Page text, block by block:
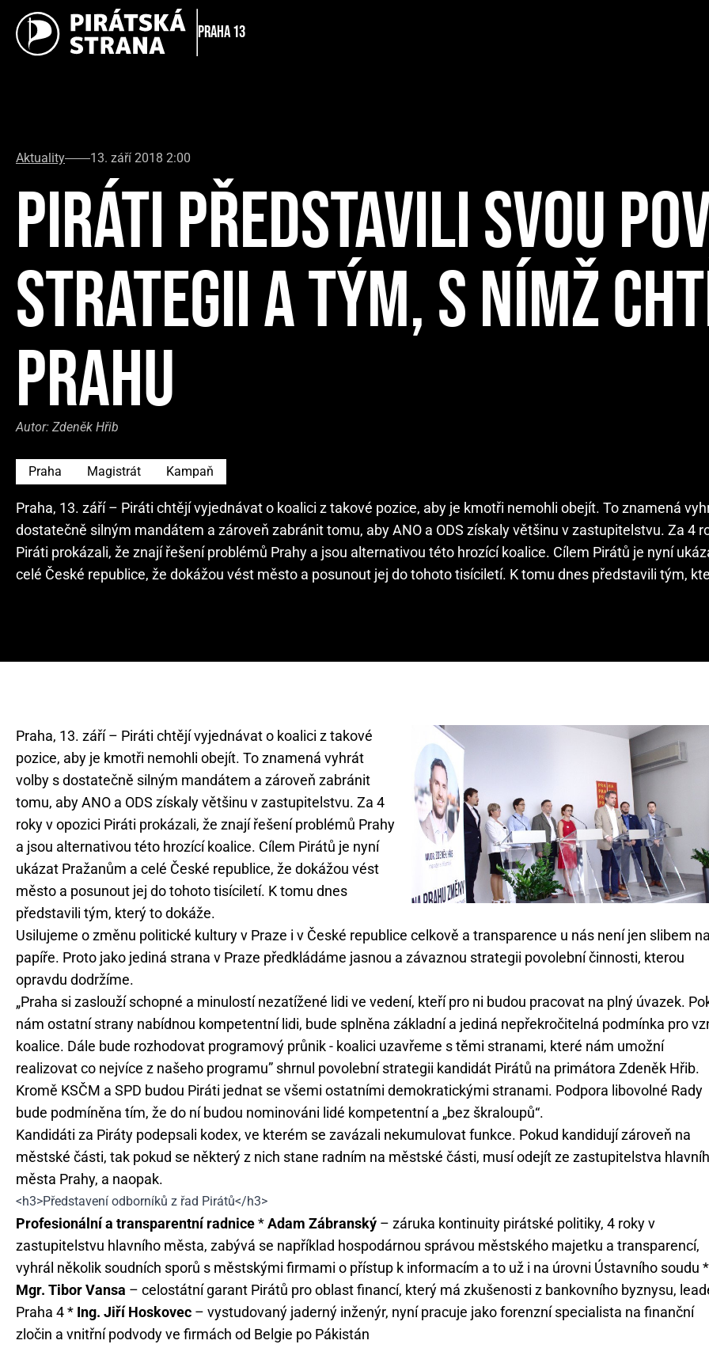
Praha 13
Aktuality 13. září 2018 2:00
PIRÁTI PŘEDSTAVILI SVOU
STRATEGII A TÝM, S NÍMŽ
PRAHU
Autor: Zdeněk Hřib
Praha Magistrát Kampaň
Praha, 13. září – Piráti chtějí vyjednávat o koalici z takové pozice, aby je kmotři nemohli obejít. To znamená
dostatečně silným mandátem a zároveň zabránit tomu, aby ANO a ODS získaly většinu v zastupitelstvu. Za 4
Piráti prokázali, že znají řešení problémů Prahy a jsou alternativou této hrozící koalice. Cílem Pirátů je nyní
celé České republice, že dokážou vést město a posunout jej do tohoto tisíciletí. K tomu dnes představili tým,
Praha, 13. září – Piráti chtějí vyjednávat o koalici z takové
pozice, aby je kmotři nemohli obejít. To znamená vyhrát
volby s dostatečně silným mandátem a zároveň zabránit
tomu, aby ANO a ODS získaly většinu v zastupitelstvu. Za 4
roky v opozici Piráti prokázali, že znají řešení problémů Prahy
a jsou alternativou této hrozící koalice. Cílem Pirátů je nyní
ukázat Pražanům a celé České republice, že dokážou vést
město a posunout jej do tohoto tisíciletí. K tomu dnes
představili tým, který to dokáže.
Usilujeme o změnu politické kultury v Praze i v České republice celkově a transparence u nás není jen slibem na
papíře. Proto jako jediná strana v Praze předkládáme jasnou a závaznou strategii povolební činnosti, kterou
opravdu dodržíme.
„Praha si zaslouží schopné a minulostí nezatížené lidi ve vedení, kteří pro ni budou pracovat na plný úvazek.
nám ostatní strany nabídnou kompetentní lidi, bude splněna základní a jediná nepřekročitelná podmínka pro
koalice. Dále bude rozhodovat programový průnik - koalici uzavřeme s těmi stranami, které nám umožní
realizovat co nejvíce z našeho programu” shrnul povolební strategii kandidát Pirátů na primátora Zdeněk Hřib.
Kromě KSČM a SPD budou Piráti jednat se všemi ostatními demokratickými stranami. Podpora libovolné Rady
bude podmíněna tím, že do ní budou nominováni lidé kompetentní a „bez škraloupů“.
Kandidáti za Piráty podepsali kodex, ve kterém se zavázali nekumulovat funkce. Pokud kandidují zároveň na
městské části, tak pokud se některý z nich stane radním na městské části, musí odejít ze zastupitelstva
města Prahy, a naopak.
<h3>Představení odborníků z řad Pirátů</h3>
Profesionální a transparentní radnice*Adam Zábranský – záruka kontinuity pirátské politiky, 4 roky v
zastupitelstvu hlavního města, zabývá se například hospodárnou správou městského majetku a transparencí,
vyhrál několik soudních sporů s městskými firmami o přístup k informacím a to už i na úrovni Ústavního soudu *
Mgr. Tibor Vansa – celostátní garant Pirátů pro oblast financí, který má zkušenosti z bankovního byznysu,
Praha 4 * Ing. Jiří Hoskovec – vystudovaný jaderný inženýr, nyní pracuje jako forenzní specialista na finanční
zločin a vnitřní podvody ve firmách od Belgie po Pákistán